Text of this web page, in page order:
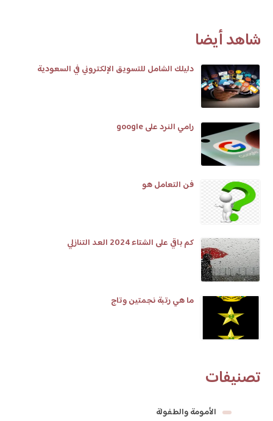
شاهد أيضا
دليلك الشامل للتسويق الإلكتروني في السعودية
رامي النرد على google
فن التعامل هو
كم باقي على الشتاء 2024 العد التنازلي
ما هي رتبة نجمتين وتاج
تصنيفات
الأمومة والطفولة